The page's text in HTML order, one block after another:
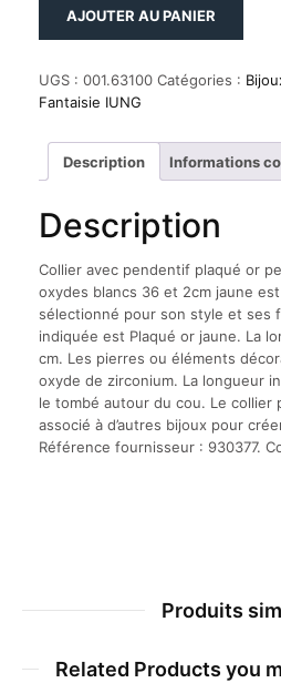
pendentif
plaqué
pendentif
papillon
oxydes
36
et
2cm
jaune
AJOUTER AU PANIER
UGS : 001.63100 Catégories :
Fantaisie IUNG
Description Informations
Description
Collier avec pendentif plaqué or
oxydes blancs 36 et 2cm jaune
sélectionné pour son style et ses
indiquée est Plaqué or jaune. La
cm. Les pierres ou éléments
oxyde de zirconium. La longueur
le tombé autour du cou. Le
associé à d’autres bijoux pour
Référence fournisseur : 930377.
Produits
Related Products you